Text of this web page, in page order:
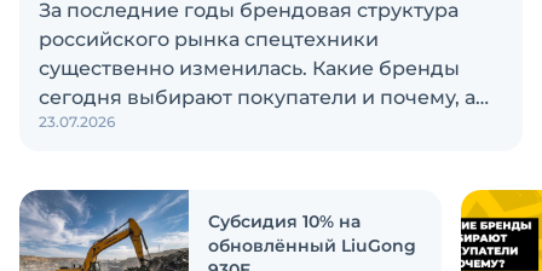
За последние годы брендовая структура
российского рынка спецтехники
существенно изменилась. Какие бренды
сегодня выбирают покупатели и почему, а
также кого считают лидерами рынка?
23.07.2026
Субсидия 10% на
обновлённый LiuGong